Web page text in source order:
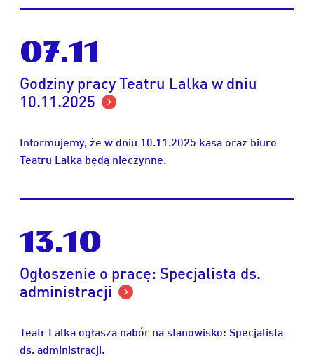
07.11
Godziny pracy Teatru Lalka w dniu
10.11.2025
Informujemy, że w dniu 10.11.2025 kasa oraz biuro
Teatru Lalka będą nieczynne.
13.10
Ogłoszenie o pracę: Specjalista ds.
administracji
Teatr Lalka ogłasza nabór na stanowisko: Specjalista
ds. administracji.